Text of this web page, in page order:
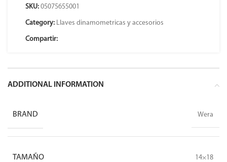
SKU: 05075655001
Category: Llaves dinamometricas y accesorios
Compartir:
ADDITIONAL INFORMATION
BRAND Wera
TAMAÑO 14×18